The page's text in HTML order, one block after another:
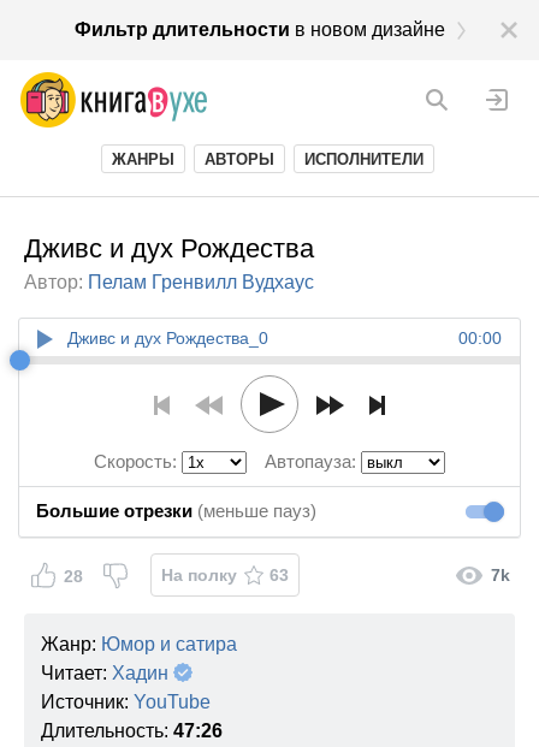
Фильтр длительности в новом дизайне
ЖАНРЫ АВТОРЫ ИСПОЛНИТЕЛИ
Дживс и дух Рождества
Автор: Пелам Гренвилл Вудхаус
00:00
Дживс и дух Рождества_0
Скорость: Автопауза:
Большие отрезки (меньше пауз)
28 На полку 63 7k
Жанр: Юмор и сатира
Читает: Хадин
Источник: YouTube
Длительность: 47:26